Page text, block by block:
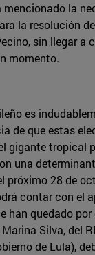
mencionado la
la resolución
sin llegar a
momento.
es
de que estas
gigante tropical
una
próximo 28 de
contar con el
han quedado
Marina Silva, del
de Lula),